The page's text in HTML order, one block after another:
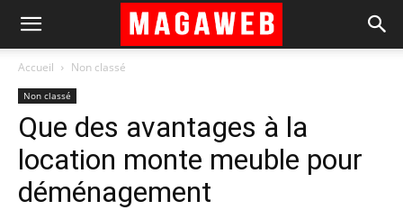
Accueil Non classé
Non classé
Que des avantages à la
location monte meuble pour
déménagement